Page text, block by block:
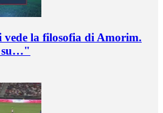
la filosofia di Amorim.
su…"